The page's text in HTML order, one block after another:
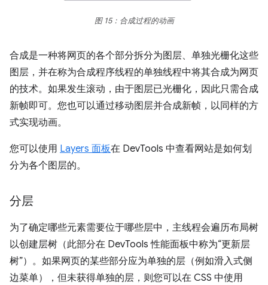
图 15：合成过程的动画
合成是一种将网页的各个部分拆分为图层、单独光栅化这些
图层，并在称为合成程序线程的单独线程中将其合成为网页
的技术。如果发生滚动，由于图层已光栅化，因此只需合成
新帧即可。您也可以通过移动图层并合成新帧，以同样的方
式实现动画。
您可以使用 Layers 面板在 DevTools 中查看网站是如何划
分为各个图层的。
分层
为了确定哪些元素需要位于哪些层中，主线程会遍历布局树
以创建层树（此部分在 DevTools 性能面板中称为“更新层
树”）。如果网页的某些部分应为单独的层（例如滑入式侧
边菜单），但未获得单独的层，则您可以在 CSS 中使用